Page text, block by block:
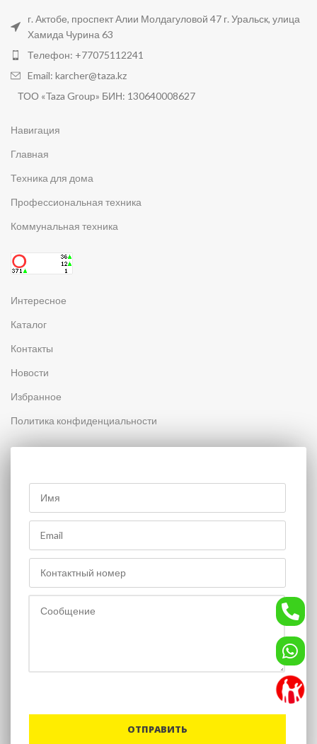
г. Актобе, проспект Алии Молдагуловой 47 г. Уральск, улица
Хамида Чурина 63
Телефон: +77075112241
Email: karcher@taza.kz
ТОО «Taza Group» БИН: 130640008627
Навигация
Главная
Техника для дома
Профессиональная техника
Коммунальная техника
Интересное
Каталог
Контакты
Новости
Избранное
Политика конфиденциальности